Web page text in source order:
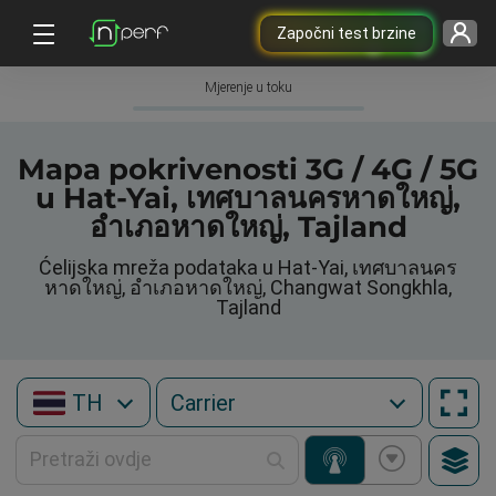
Započni test brzine
Mjerenje u toku
Mapa pokrivenosti 3G / 4G / 5G
u Hat-Yai, เทศบาลนครหาดใหญ่,
อำเภอหาดใหญ่, Tajland
Ćelijska mreža podataka u Hat-Yai, เทศบาลนคร
หาดใหญ่, อำเภอหาดใหญ่, Changwat Songkhla,
Tajland
TH